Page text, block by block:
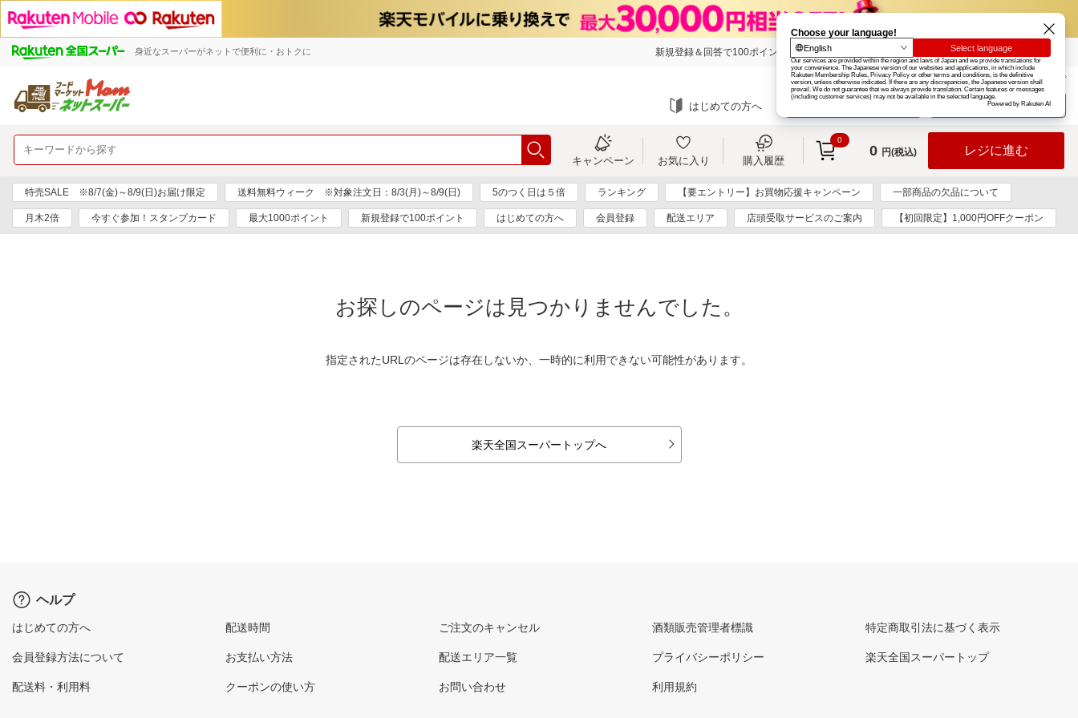
身近なスーパーがネットで便利に・おトクに 新規登録＆回答で100ポイント! 楽天グループ カード
お知らせ ヘルプ
はじめての方へ ログイン
キャンペーン お気に入り 購入履歴
0
0 円(税込) レジに進む
特売SALE ※8/7(金)～8/9(日)お届け限定 送料無料ウィーク ※対象注文日：8/3(月)～8/9(日) 5のつく日は５倍 ランキング 【要エントリー】お買物応援キャンペーン 一部商品の欠品について
月木2倍 今すぐ参加！スタンプカード 最大1000ポイント 新規登録で100ポイント はじめての方へ 会員登録 配送エリア 店頭受取サービスのご案内 【初回限定】1,000円OFFクーポン
お探しのページは見つかりませんでした。
指定されたURLのページは存在しないか、一時的に利用できない可能性があります。
楽天全国スーパートップへ
ヘルプ
はじめての方へ
会員登録方法について
配送料・利用料
配送時間
お支払い方法
クーポンの使い方
ご注文のキャンセル
配送エリア一覧
お問い合わせ
酒類販売管理者標識
プライバシーポリシー
利用規約
特定商取引法に基づく表示
楽天全国スーパートップ